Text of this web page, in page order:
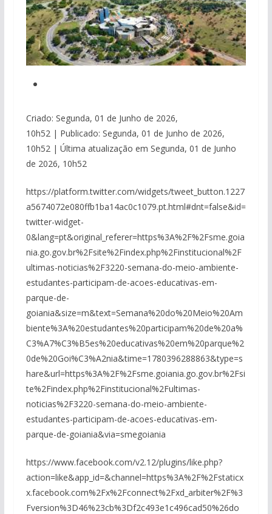
Criado: Segunda, 01 de Junho de 2026,
10h52 | Publicado: Segunda, 01 de Junho de 2026,
10h52 | Última atualização em Segunda, 01 de Junho
de 2026, 10h52
https://platform.twitter.com/widgets/tweet_button.1227
a5674072e080ffb1ba14ac0c1079.pt.html#dnt=false&id=
twitter-widget-
0&lang=pt&original_referer=https%3A%2F%2Fsme.goia
nia.go.gov.br%2Fsite%2Findex.php%2Finstitucional%2F
ultimas-noticias%2F3220-semana-do-meio-ambiente-
estudantes-participam-de-acoes-educativas-em-
parque-de-
goiania&size=m&text=Semana%20do%20Meio%20Am
biente%3A%20estudantes%20participam%20de%20a%
C3%A7%C3%B5es%20educativas%20em%20parque%2
0de%20Goi%C3%A2nia&time=1780396288863&type=s
hare&url=https%3A%2F%2Fsme.goiania.go.gov.br%2Fsi
te%2Findex.php%2Finstitucional%2Fultimas-
noticias%2F3220-semana-do-meio-ambiente-
estudantes-participam-de-acoes-educativas-em-
parque-de-goiania&via=smegoiania
https://www.facebook.com/v2.12/plugins/like.php?
action=like&app_id=&channel=https%3A%2F%2Fstaticx
x.facebook.com%2Fx%2Fconnect%2Fxd_arbiter%2F%3
Fversion%3D46%23cb%3Df2c493e1c496cad50%26do